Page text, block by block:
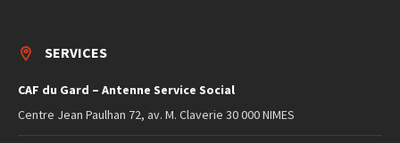
SERVICES
CAF du Gard – Antenne Service Social
Centre Jean Paulhan 72, av. M. Claverie 30 000 NIMES